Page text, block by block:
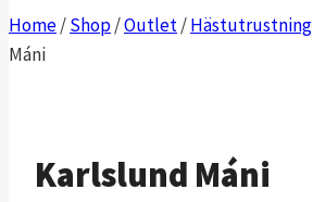
Home/Shop/Outlet/Hästutrustning
Máni
Karlslund Máni